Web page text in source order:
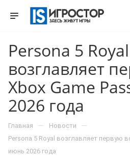
Persona 5 Royal
возглавляет
Xbox Game
2026 года
Главная — Новости —
Persona 5 Royal возглавляет первую
июнь 2026 года